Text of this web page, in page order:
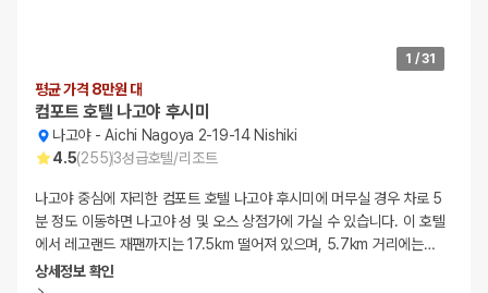
1 /31
평균 가격 8만원 대
컴포트 호텔 나고야 후시미
나고야-Aichi Nagoya 2-19-14 Nishiki
4.5(255)3성급호텔/리조트
나고야 중심에 자리한 컴포트 호텔 나고야 후시미에 머무실 경우 차로 5
분 정도 이동하면 나고야 성 및 오스 상점가에 가실 수 있습니다. 이 호텔
에서 레고랜드 재팬까지는 17.5km 떨어져 있으며, 5.7km 거리에는…
상세정보 확인